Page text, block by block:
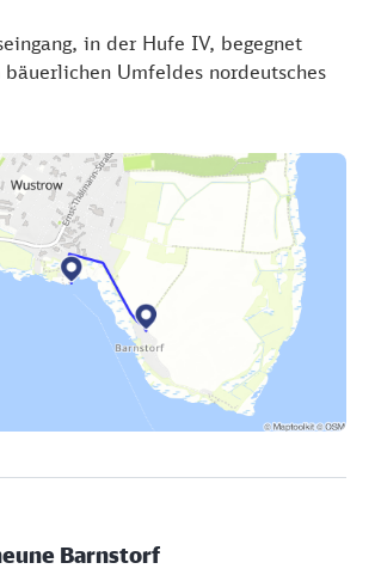
in der Hufe IV, begegnet
Umfeldes nordeutsches
Barnstorf